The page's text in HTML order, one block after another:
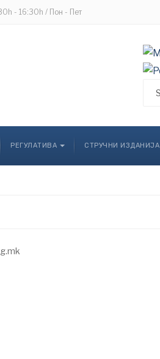
- 16:30h / Пон - Пет
РЕГУЛАТИВА СТРУЧНИ ИЗДАНИЈА